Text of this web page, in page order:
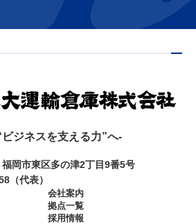
ジネスを支える力”へ-
岡市東区多の津2丁目9番5号
（代表）
会社案内
拠点一覧
採用情報